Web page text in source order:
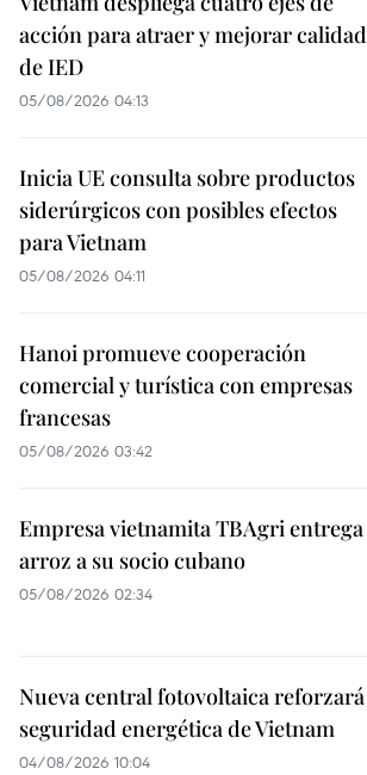
acción para atraer y mejorar calidad
de IED
05/08/2026 04:13
Inicia UE consulta sobre productos
siderúrgicos con posibles efectos
para Vietnam
05/08/2026 04:11
Hanoi promueve cooperación
comercial y turística con empresas
francesas
05/08/2026 03:42
Empresa vietnamita TBAgri entrega
arroz a su socio cubano
05/08/2026 02:34
Nueva central fotovoltaica reforzará
seguridad energética de Vietnam
04/08/2026 10:04